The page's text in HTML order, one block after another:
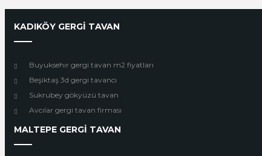
KADIKÖY GERGİ TAVAN
Buyuksehır gergi tavan m2 fiyatları
Beşiktaş 3d gergi tavancı
Sukrubey gökyüzü tavan
Avcılar gergi tavan firması
MALTEPE GERGİ TAVAN